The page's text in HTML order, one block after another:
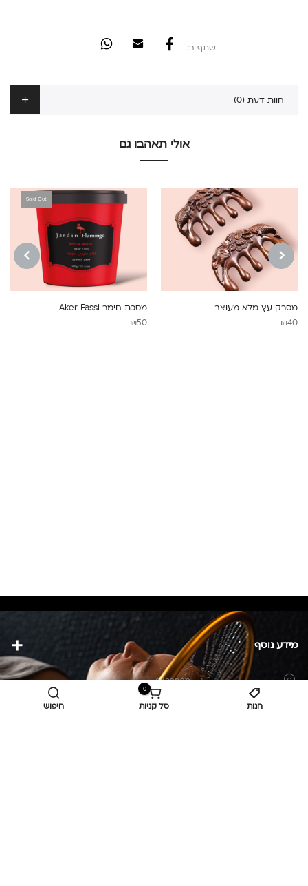
שתף ב:
חוות דעת (0)
אולי תאהבו גם
PREVIOUS
מסרק עץ מלא מעוצב
₪40
Sold Out
מסכת חימר Aker Fassi
₪50
מידע נוסף
כביש ראשי,כפר יאסיף 2490800
מעליא 2514000
חנות
0
סל קניות חיפוש